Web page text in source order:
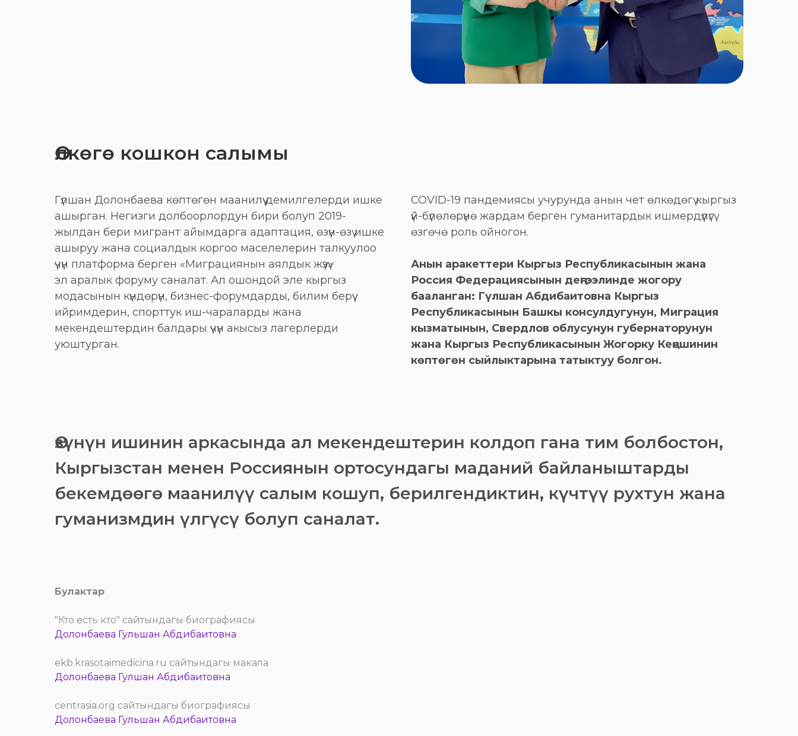
Өлкөгө кошкон салымы
Гүлшан Долонбаева көптөгөн маанилүү демилгелерди ишке
ашырган. Негизги долбоорлордун бири болуп 2019-
жылдан бери мигрант айымдарга адаптация, өзүн-өзү ишке
ашыруу жана социалдык коргоо маселелерин талкуулоо
үчүн платформа берген «Миграциянын аялдык жүзү»
эл аралык форуму саналат. Ал ошондой эле кыргыз
модасынын күндөрүн, бизнес-форумдарды, билим берүү
ийримдерин, спорттук иш-чараларды жана
мекендештердин балдары үчүн акысыз лагерлерди
уюштурган.
COVID-19 пандемиясы учурунда анын чет өлкөдөгү кыргыз
үй-бүлөлөрүнө жардам берген гуманитардык ишмердүүлүгү
өзгөчө роль ойногон.
Анын аракеттери Кыргыз Республикасынын жана
Россия Федерациясынын деңгээлинде жогору
бааланган: Гүлшан Абдибаитовна Кыргыз
Республикасынын Башкы консулдугунун, Миграция
кызматынын, Свердлов облусунун губернаторунун
жана Кыргыз Республикасынын Жогорку Кеңешинин
көптөгөн сыйлыктарына татыктуу болгон.
Өзүнүн ишинин аркасында ал мекендештерин колдоп гана тим болбостон,
Кыргызстан менен Россиянын ортосундагы маданий байланыштарды
бекемдөөгө маанилүү салым кошуп, берилгендиктин, күчтүү рухтун жана
гуманизмдин үлгүсү болуп саналат.
Булактар
"Кто есть кто" сайтындагы биографиясы
Долонбаева Гульшан Абдибаитовна
ekb.krasotaimedicina.ru сайтындагы макала
Долонбаева Гулшан Абдибаитовна
centrasia.org сайтындагы биографиясы
Долонбаева Гульшан Абдибаитовна